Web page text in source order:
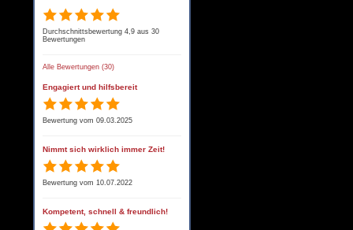
Durchschnittsbewertung 4,9 aus 30
Bewertungen
Alle Bewertungen (30)
Engagiert und hilfsbereit
Bewertung vom 09.03.2025
Nimmt sich wirklich immer Zeit!
Bewertung vom 10.07.2022
Kompetent, schnell & freundlich!